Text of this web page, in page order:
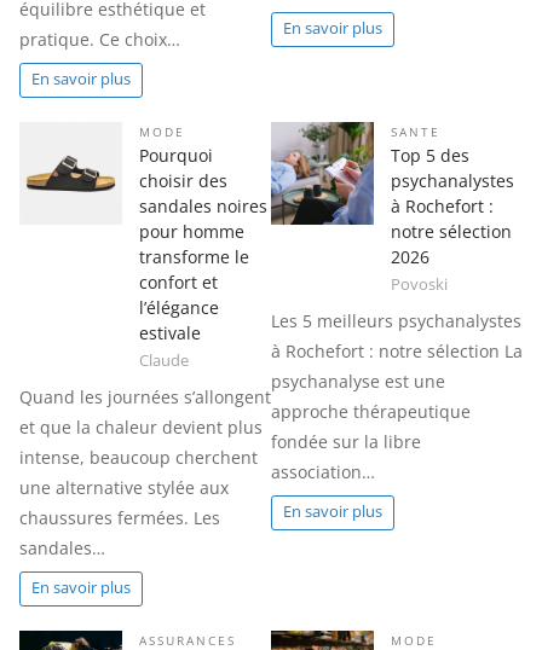
équilibre esthétique et
pratique. Ce choix…
En savoir plus
En savoir plus
MODE
Pourquoi
choisir des
sandales noires
pour homme
transforme le
confort et
l’élégance
estivale
Claude
Quand les journées s’allongent
et que la chaleur devient plus
intense, beaucoup cherchent
une alternative stylée aux
chaussures fermées. Les
sandales…
En savoir plus
SANTE
Top 5 des
psychanalystes
à Rochefort :
notre sélection
2026
Povoski
Les 5 meilleurs psychanalystes
à Rochefort : notre sélection La
psychanalyse est une
approche thérapeutique
fondée sur la libre
association…
En savoir plus
ASSURANCES MODE